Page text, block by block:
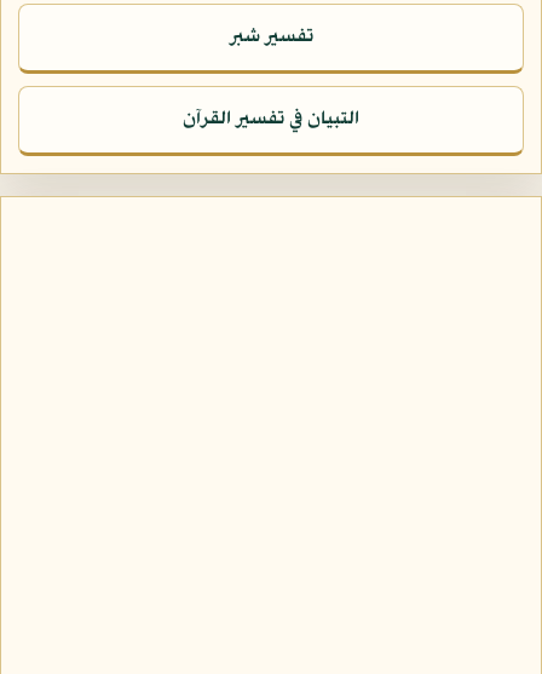
تفسير شبر
التبيان في تفسير القرآن